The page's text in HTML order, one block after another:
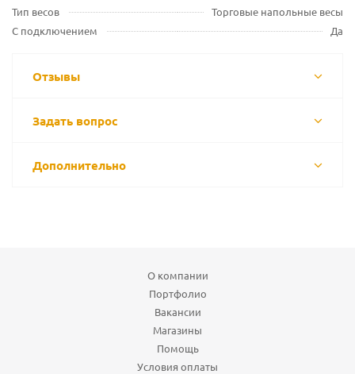
Тип весов
Торговые напольные весы
С подключением
Да
Отзывы
Задать вопрос
Дополнительно
О компании
Портфолио
Вакансии
Магазины
Помощь
Условия оплаты